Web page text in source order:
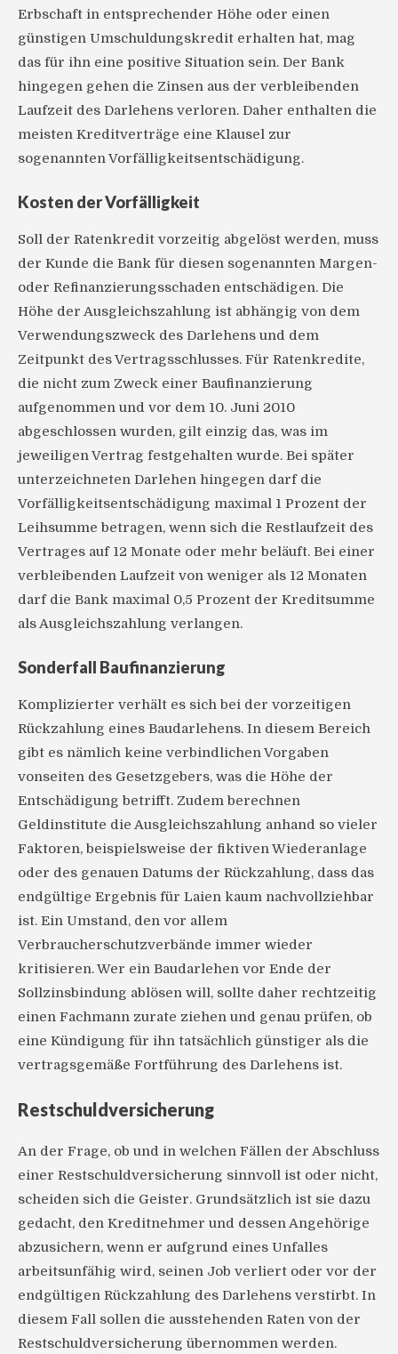
Erbschaft in entsprechender Höhe oder einen
günstigen Umschuldungskredit erhalten hat, mag
das für ihn eine positive Situation sein. Der Bank
hingegen gehen die Zinsen aus der verbleibenden
Laufzeit des Darlehens verloren. Daher enthalten die
meisten Kreditverträge eine Klausel zur
sogenannten Vorfälligkeitsentschädigung.
Kosten der Vorfälligkeit
Soll der Ratenkredit vorzeitig abgelöst werden, muss
der Kunde die Bank für diesen sogenannten Margen-
oder Refinanzierungsschaden entschädigen. Die
Höhe der Ausgleichszahlung ist abhängig von dem
Verwendungszweck des Darlehens und dem
Zeitpunkt des Vertragsschlusses. Für Ratenkredite,
die nicht zum Zweck einer Baufinanzierung
aufgenommen und vor dem 10. Juni 2010
abgeschlossen wurden, gilt einzig das, was im
jeweiligen Vertrag festgehalten wurde. Bei später
unterzeichneten Darlehen hingegen darf die
Vorfälligkeitsentschädigung maximal 1 Prozent der
Leihsumme betragen, wenn sich die Restlaufzeit des
Vertrages auf 12 Monate oder mehr beläuft. Bei einer
verbleibenden Laufzeit von weniger als 12 Monaten
darf die Bank maximal 0,5 Prozent der Kreditsumme
als Ausgleichszahlung verlangen.
Sonderfall Baufinanzierung
Komplizierter verhält es sich bei der vorzeitigen
Rückzahlung eines Baudarlehens. In diesem Bereich
gibt es nämlich keine verbindlichen Vorgaben
vonseiten des Gesetzgebers, was die Höhe der
Entschädigung betrifft. Zudem berechnen
Geldinstitute die Ausgleichszahlung anhand so vieler
Faktoren, beispielsweise der fiktiven Wiederanlage
oder des genauen Datums der Rückzahlung, dass das
endgültige Ergebnis für Laien kaum nachvollziehbar
ist. Ein Umstand, den vor allem
Verbraucherschutzverbände immer wieder
kritisieren. Wer ein Baudarlehen vor Ende der
Sollzinsbindung ablösen will, sollte daher rechtzeitig
einen Fachmann zurate ziehen und genau prüfen, ob
eine Kündigung für ihn tatsächlich günstiger als die
vertragsgemäße Fortführung des Darlehens ist.
Restschuldversicherung
An der Frage, ob und in welchen Fällen der Abschluss
einer Restschuldversicherung sinnvoll ist oder nicht,
scheiden sich die Geister. Grundsätzlich ist sie dazu
gedacht, den Kreditnehmer und dessen Angehörige
abzusichern, wenn er aufgrund eines Unfalles
arbeitsunfähig wird, seinen Job verliert oder vor der
endgültigen Rückzahlung des Darlehens verstirbt. In
diesem Fall sollen die ausstehenden Raten von der
Restschuldversicherung übernommen werden.